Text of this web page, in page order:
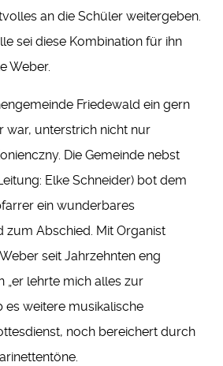
an die Schüler weitergeben.
sei diese Kombination für ihn
Weber.
Friedewald ein gern
war, unterstrich nicht nur
Die Gemeinde nebst
Elke Schneider) bot dem
ein wunderbares
zum Abschied. Mit Organist
seit Jahrzehnten eng
„er lehrte mich alles zur
es weitere musikalische
noch bereichert durch